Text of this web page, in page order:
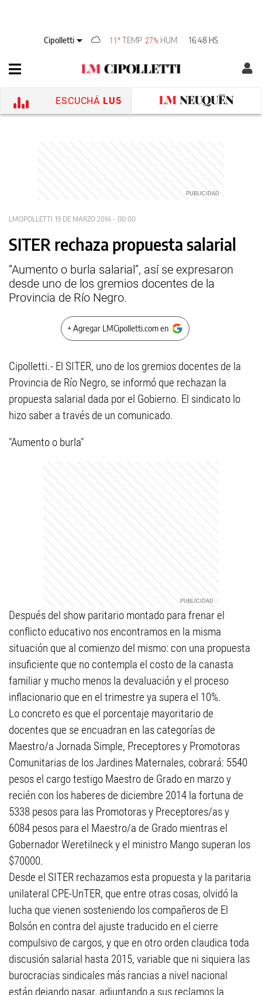
Cipolletti 11°TEMP 27% HUM 16:48 HS
ESCUCHÁ LU5
LMCIPOLLETTI 19 DE MARZO 2014 - 00:00
SITER rechaza propuesta salarial
“Aumento o burla salarial”, así se expresaron
desde uno de los gremios docentes de la
Provincia de Río Negro.
+ Agregar LMCipolletti.com en
Cipolletti.- El SITER, uno de los gremios docentes de la
Provincia de Río Negro, se informó que rechazan la
propuesta salarial dada por el Gobierno. El sindicato lo
hizo saber a través de un comunicado.
"Aumento o burla"
Después del show paritario montado para frenar el
conflicto educativo nos encontramos en la misma
situación que al comienzo del mismo: con una propuesta
insuficiente que no contempla el costo de la canasta
familiar y mucho menos la devaluación y el proceso
inflacionario que en el trimestre ya supera el 10%.
Lo concreto es que el porcentaje mayoritario de
docentes que se encuadran en las categorías de
Maestro/a Jornada Simple, Preceptores y Promotoras
Comunitarias de los Jardines Maternales, cobrará: 5540
pesos el cargo testigo Maestro de Grado en marzo y
recién con los haberes de diciembre 2014 la fortuna de
5338 pesos para las Promotoras y Preceptores/as y
6084 pesos para el Maestro/a de Grado mientras el
Gobernador Weretilneck y el ministro Mango superan los
$70000.
Desde el SITER rechazamos esta propuesta y la paritaria
unilateral CPE-UnTER, que entre otras cosas, olvidó la
lucha que vienen sosteniendo los compañeros de El
Bolsón en contra del ajuste traducido en el cierre
compulsivo de cargos, y que en otro orden claudica toda
discusión salarial hasta 2015, variable que ni siquiera las
burocracias sindicales más rancias a nivel nacional
están dejando pasar, adjuntando a sus reclamos la